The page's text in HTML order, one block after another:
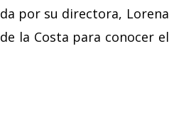
por su directora, Lorena
la Costa para conocer el